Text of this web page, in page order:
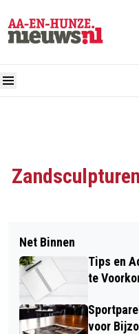
Zandsculpturen
Net Binnen
Tips en
te
voor